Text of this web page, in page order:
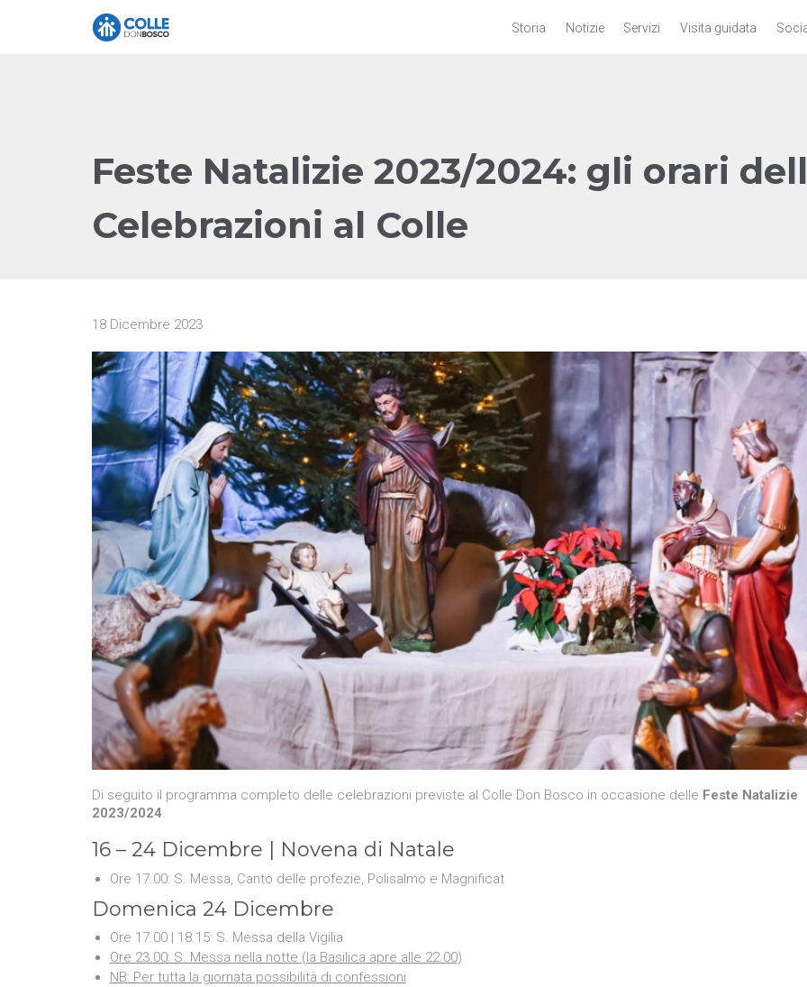
Storia Notizie Servizi Visita guidata
Feste Natalizie 2023/2024: gli orari
Celebrazioni al Colle
18 Dicembre 2023
Di seguito il programma completo delle celebrazioni previste al Colle Don Bosco in occasione delle Feste Natalizie
2023/2024.
16 – 24 Dicembre | Novena di Natale
Ore 17.00: S. Messa, Canto delle profezie, Polisalmo e Magnificat
Domenica 24 Dicembre
Ore 17.00 | 18.15: S. Messa della Vigilia
Ore 23.00: S. Messa nella notte (la Basilica apre alle 22.00)
NB: Per tutta la giornata possibilità di confessioni